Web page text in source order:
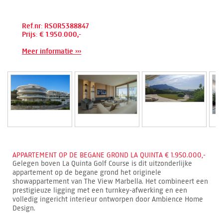
Ref.nr: RSOR5388847
Prijs: € 1.950.000,-
Meer informatie ›››
APPARTEMENT OP DE BEGANE GROND LA QUINTA € 1.950.000,-
Gelegen boven La Quinta Golf Course is dit uitzonderlijke
appartement op de begane grond het originele
showappartement van The View Marbella. Het combineert een
prestigieuze ligging met een turnkey-afwerking en een
volledig ingericht interieur ontworpen door Ambience Home
Design.